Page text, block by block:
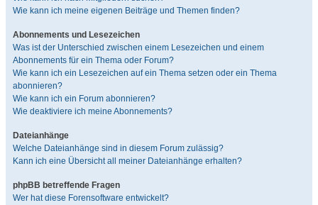
Wie kann ich meine eigenen Beiträge und Themen finden?
Abonnements und Lesezeichen
Was ist der Unterschied zwischen einem Lesezeichen und einem
Abonnements für ein Thema oder Forum?
Wie kann ich ein Lesezeichen auf ein Thema setzen oder ein Thema
abonnieren?
Wie kann ich ein Forum abonnieren?
Wie deaktiviere ich meine Abonnements?
Dateianhänge
Welche Dateianhänge sind in diesem Forum zulässig?
Kann ich eine Übersicht all meiner Dateianhänge erhalten?
phpBB betreffende Fragen
Wer hat diese Forensoftware entwickelt?